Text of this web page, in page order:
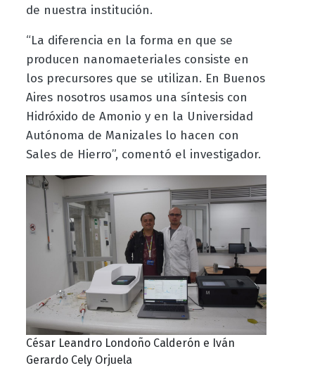
de nuestra institución.
“La diferencia en la forma en que se
producen nanomaeteriales consiste en
los precursores que se utilizan. En Buenos
Aires nosotros usamos una síntesis con
Hidróxido de Amonio y en la Universidad
Autónoma de Manizales lo hacen con
Sales de Hierro”, comentó el investigador.
César Leandro Londoño Calderón e Iván
Gerardo Cely Orjuela